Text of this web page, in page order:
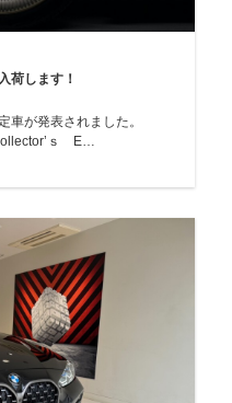
荷します！
が発表されました。
ｓ E…